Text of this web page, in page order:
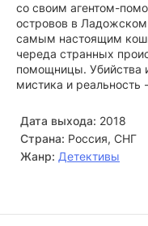
со своим агентом-
островов в Ладожском
самым настоящим
череда странных
помощницы. Убийства
мистика и реальность
Дата выхода: 2018
Страна: Россия, СНГ
Жанр: Детективы